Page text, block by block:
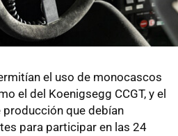
el uso de monocascos
el del Koenigsegg CCGT, y el
que debían
para participar en las 24